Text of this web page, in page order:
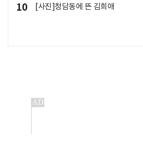
10 [사진]청담동에 뜬 김희애